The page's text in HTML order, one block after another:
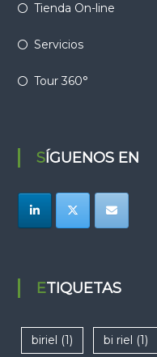
Tienda On-line
Servicios
Tour 360°
SÍGUENOS EN
ETIQUETAS
biriel (1) bi riel (1)